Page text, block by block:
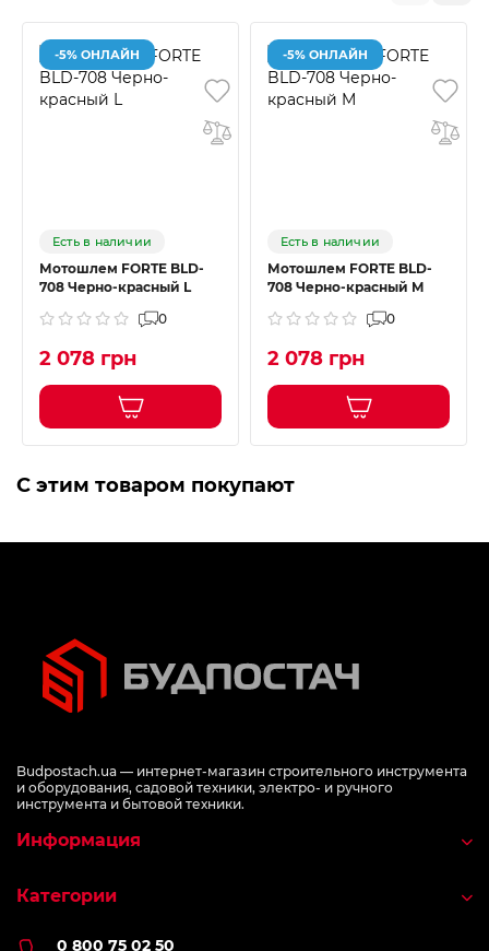
-5% ОНЛАЙН
Есть в наличии
Мотошлем FORTE BLD-
708 Черно-красный L
0
2 078 грн
-5% ОНЛАЙН
Есть в наличии
Мотошлем FORTE BLD-
708 Черно-красный M
0
2 078 грн
С этим товаром покупают
Budpostach.ua — интернет-магазин строительного инструмента
и оборудования, садовой техники, электро- и ручного
инструмента и бытовой техники.
0 800 75 02 50
Информация
Категории